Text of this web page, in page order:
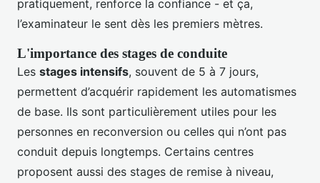
pratiquement, renforce la confiance - et ça,
l’examinateur le sent dès les premiers mètres.
L'importance des stages de conduite
Les stages intensifs, souvent de 5 à 7 jours,
permettent d’acquérir rapidement les automatismes
de base. Ils sont particulièrement utiles pour les
personnes en reconversion ou celles qui n’ont pas
conduit depuis longtemps. Certains centres
proposent aussi des stages de remise à niveau,